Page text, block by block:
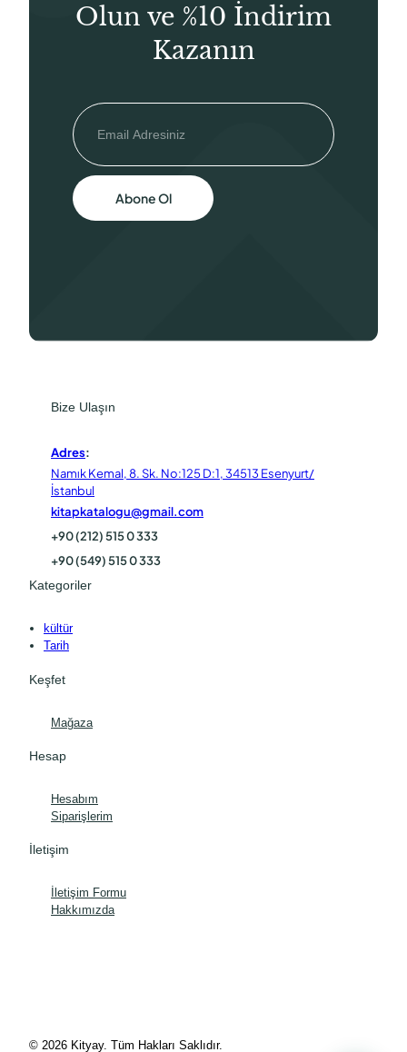
Olun ve %10 İndirim
Kazanın
Abone Ol
Bize Ulaşın
Adres:
Namık Kemal, 8. Sk. No:125 D:1, 34513 Esenyurt/
İstanbul
kitapkatalogu@gmail.com
+90 (212) 515 0 333
+90 (549) 515 0 333
Kategoriler
kültür
Tarih
Keşfet
Mağaza
Hesap
Hesabım
Siparişlerim
İletişim
İletişim Formu
Hakkımızda
© 2026 Kityay. Tüm Hakları Saklıdır.